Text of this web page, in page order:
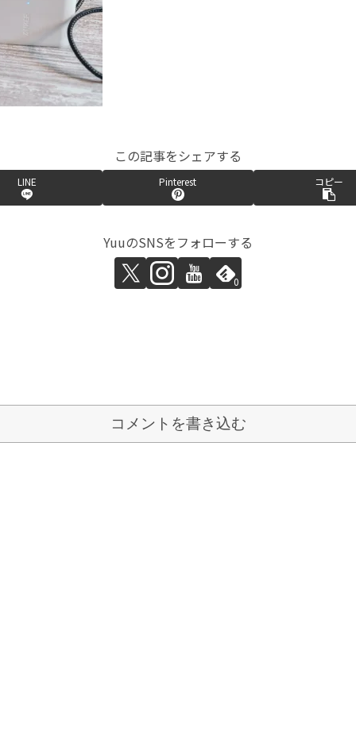
この記事をシェアする
LINE Pinterest コピー
YuuのSNSをフォローする
0
コメントを書き込む